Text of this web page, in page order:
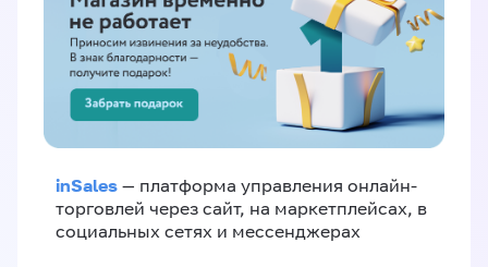
inSales — платформа управления онлайн-
торговлей через сайт, на маркетплейсах, в
социальных сетях и мессенджерах